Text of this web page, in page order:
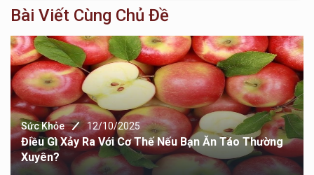
Bài Viết Cùng Chủ Đề
Sức Khỏe 12/10/2025
Điều Gì Xảy Ra Với Cơ Thế Nếu Bạn Ăn Táo Thường
Xuyên?